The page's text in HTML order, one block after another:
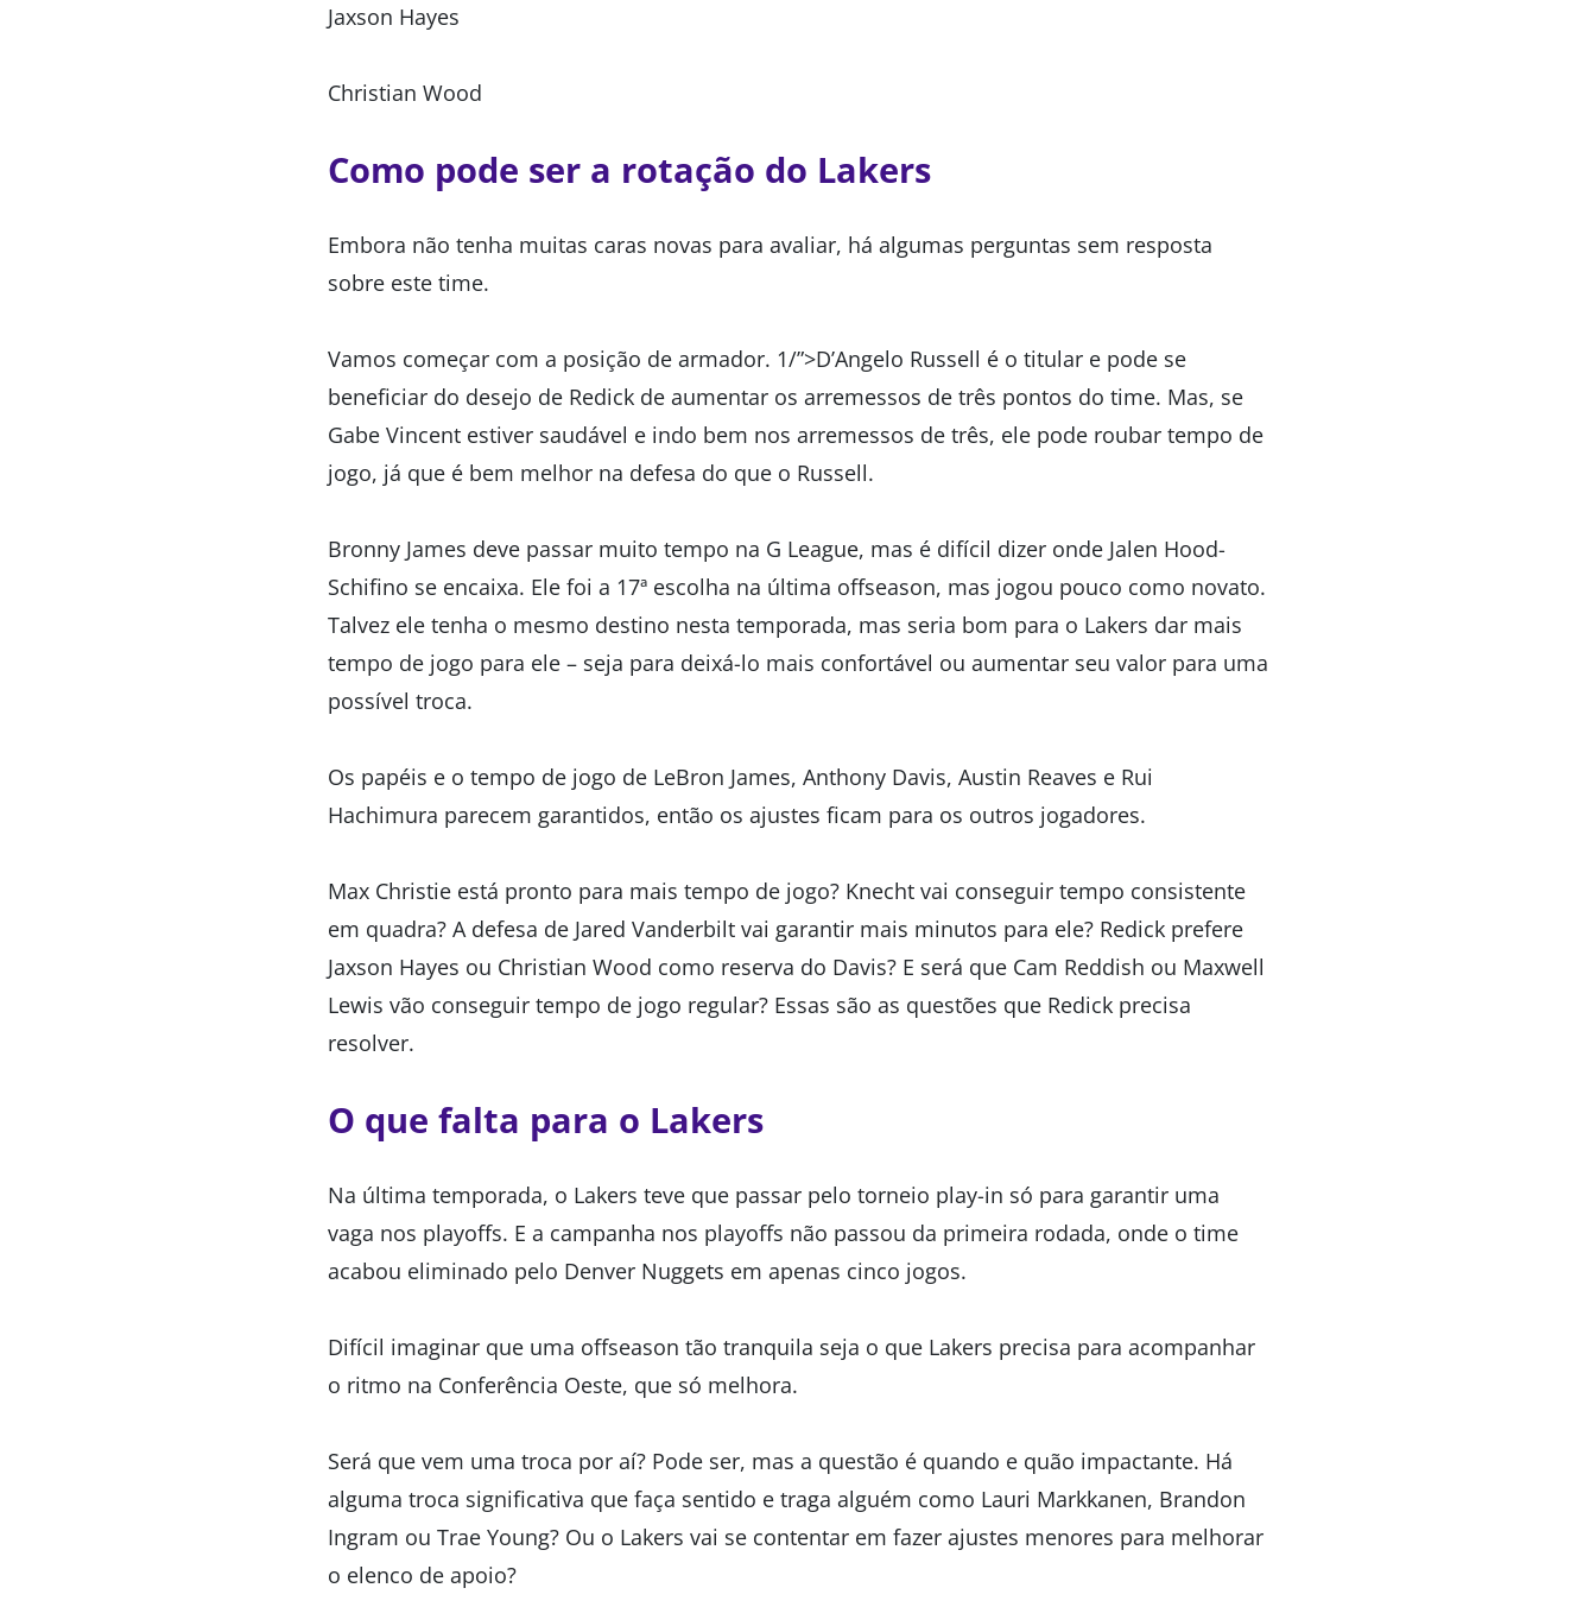
Jaxson Hayes
Christian Wood
Como pode ser a rotação do Lakers
Embora não tenha muitas caras novas para avaliar, há algumas perguntas sem resposta
sobre este time.
Vamos começar com a posição de armador. 1/”>D’Angelo Russell é o titular e pode se
beneficiar do desejo de Redick de aumentar os arremessos de três pontos do time. Mas, se
Gabe Vincent estiver saudável e indo bem nos arremessos de três, ele pode roubar tempo de
jogo, já que é bem melhor na defesa do que o Russell.
Bronny James deve passar muito tempo na G League, mas é difícil dizer onde Jalen Hood-
Schifino se encaixa. Ele foi a 17ª escolha na última offseason, mas jogou pouco como novato.
Talvez ele tenha o mesmo destino nesta temporada, mas seria bom para o Lakers dar mais
tempo de jogo para ele – seja para deixá-lo mais confortável ou aumentar seu valor para uma
possível troca.
Os papéis e o tempo de jogo de LeBron James, Anthony Davis, Austin Reaves e Rui
Hachimura parecem garantidos, então os ajustes ficam para os outros jogadores.
Max Christie está pronto para mais tempo de jogo? Knecht vai conseguir tempo consistente
em quadra? A defesa de Jared Vanderbilt vai garantir mais minutos para ele? Redick prefere
Jaxson Hayes ou Christian Wood como reserva do Davis? E será que Cam Reddish ou Maxwell
Lewis vão conseguir tempo de jogo regular? Essas são as questões que Redick precisa
resolver.
O que falta para o Lakers
Na última temporada, o Lakers teve que passar pelo torneio play-in só para garantir uma
vaga nos playoffs. E a campanha nos playoffs não passou da primeira rodada, onde o time
acabou eliminado pelo Denver Nuggets em apenas cinco jogos.
Difícil imaginar que uma offseason tão tranquila seja o que Lakers precisa para acompanhar
o ritmo na Conferência Oeste, que só melhora.
Será que vem uma troca por aí? Pode ser, mas a questão é quando e quão impactante. Há
alguma troca significativa que faça sentido e traga alguém como Lauri Markkanen, Brandon
Ingram ou Trae Young? Ou o Lakers vai se contentar em fazer ajustes menores para melhorar
o elenco de apoio?